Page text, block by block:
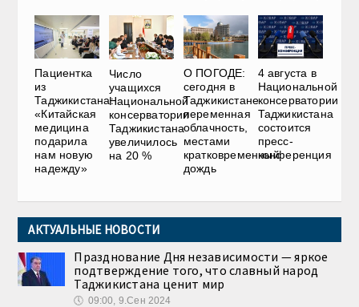
Пациентка
из
Таджикистана:
«Китайская
медицина
подарила
нам новую
надежду»
Число
учащихся
Национальной
консерватории
Таджикистана
увеличилось
на 20 %
О ПОГОДЕ:
сегодня в
Таджикистане
переменная
облачность,
местами
кратковременный
дождь
4 августа в
Национальной
консерватории
Таджикистана
состоится
пресс-
конференция
АКТУАЛЬНЫЕ НОВОСТИ
Празднование Дня независимости — яркое
подтверждение того, что славный народ
Таджикистана ценит мир
🕔 09:00, 9.Сен 2024